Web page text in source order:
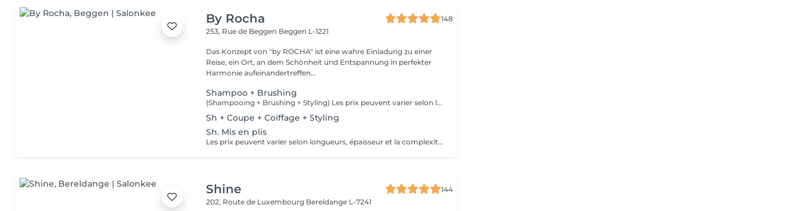
By Rocha
148
253, Rue de Beggen Beggen L-1221
Das Konzept von "by ROCHA" ist eine wahre Einladung zu einer
Reise, ein Ort, an dem Schönheit und Entspannung in perfekter
Harmonie aufeinandertreffen...
Shampoo + Brushing
(Shampooing + Brushing + Styling) Les prix peuvent varier selon longueurs, épaisseur et la complexité du travail.
Sh + Coupe + Coiffage + Styling
Sh. Mis en plis
Les prix peuvent varier selon longueurs, épaisseur et la complexité du travail.
Shine
144
202, Route de Luxembourg Bereldange L-7241